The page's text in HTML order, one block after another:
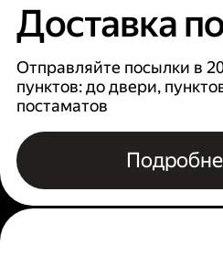
Доставка
Отправляйте посылки в
пунктов: до двери,
постаматов